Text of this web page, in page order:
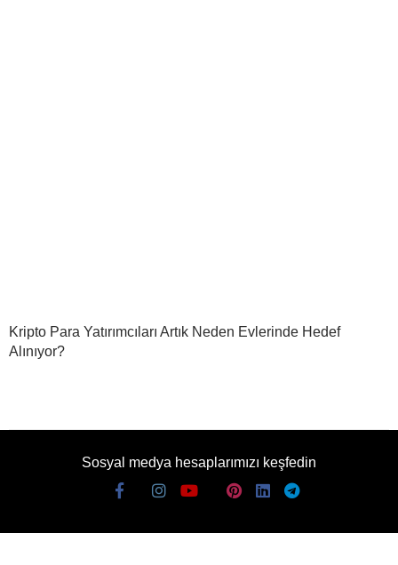
Kripto Para Yatırımcıları Artık Neden Evlerinde Hedef
Alınıyor?
Sosyal medya hesaplarımızı keşfedin